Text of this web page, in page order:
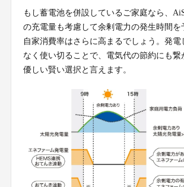
もし蓄電池を併設しているご家庭なら、
の充電量も考慮して余剰電力の発生時間を
自家消費率はさらに高まるでしょう。発電
なく使い切ることで、電気代の節約にも繋
優しい賢い選択と言えます。